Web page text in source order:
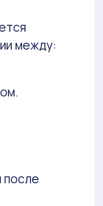
между:
после